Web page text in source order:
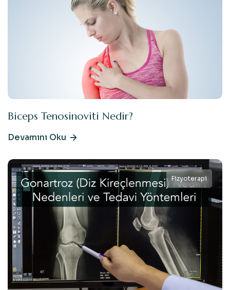
Biceps Tenosinoviti Nedir?
Devamını Oku
Fizyoterapi